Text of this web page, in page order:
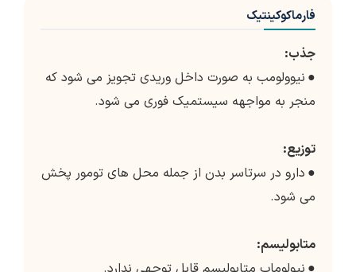
فارماکوکینتیک
جذب:
● نیوولومب به صورت داخل وریدی تجویز می شود که
منجر به مواجهه سیستمیک فوری می شود.
توزیع:
● دارو در سرتاسر بدن از جمله محل های تومور پخش
می شود.
متابولیسم: